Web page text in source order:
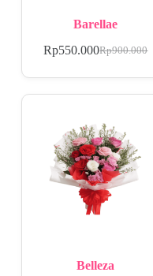
Barellae
Rp900.000
Rp550.000
Belleza